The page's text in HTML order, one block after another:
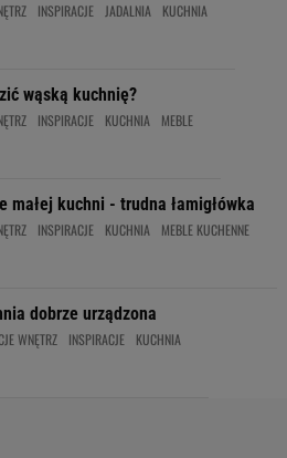
INSPIRACJE JADALNIA KUCHNIA
wąską kuchnię?
INSPIRACJE KUCHNIA MEBLE
małej kuchni - trudna łamigłówka
INSPIRACJE KUCHNIA MEBLE KUCHENNE
dobrze urządzona
WNĘTRZ INSPIRACJE KUCHNIA